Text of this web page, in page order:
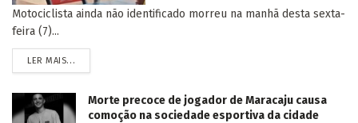
Motociclista ainda não identificado morreu na manhã desta sexta-
feira (7)...
LER MAIS...
Morte precoce de jogador de Maracaju causa
comoção na sociedade esportiva da cidade